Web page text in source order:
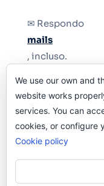
✉ Respondo
mails
, incluso.
Y si una
le quiten el
We use our own and
website works
services. You can
cookies, or configure
Cookie policy